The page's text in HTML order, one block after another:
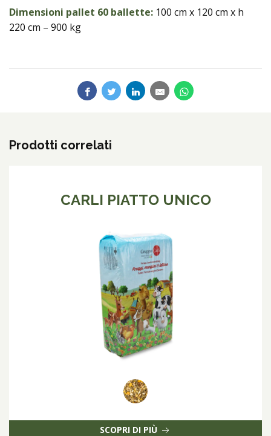
Dimensioni pallet 60 ballette: 100 cm x 120 cm x h
220 cm – 900 kg
Prodotti correlati
CARLI PIATTO UNICO
SCOPRI DI PIÙ